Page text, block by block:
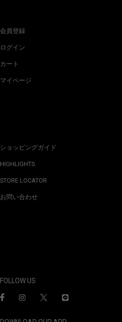
会員登録
ログイン
カート
マイページ
ショッピングガイド
HIGHLIGHTS
STORE LOCATOR
お問い合わせ
FOLLOW US